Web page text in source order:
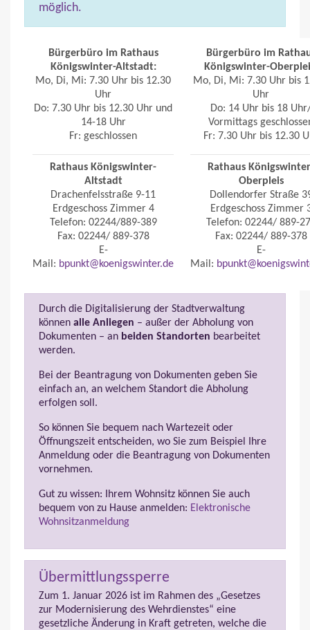
möglich.
Bürgerbüro im Rathaus
Königswinter-Altstadt:
Mo, Di, Mi: 7.30 Uhr bis 12.30
Uhr
Do: 7.30 Uhr bis 12.30 Uhr und
14-18 Uhr
Fr: geschlossen
Rathaus Königswinter-
Altstadt
Drachenfelsstraße 9-11
Erdgeschoss Zimmer 4
Telefon: 02244/889-389
Fax: 02244/ 889-378
E-
Mail: bpunkt@koenigswinter.de
Bürgerbüro im
Königswinter-
Mo, Di, Mi: 7.30 Uhr bis
Uhr
Do: 14 Uhr bis 18
Vormittags
Fr: 7.30 Uhr bis 12.30
Rathaus
Oberpleis
Dollendorfer Straße
Erdgeschoss Zimmer
Telefon: 02244/ 889-
Fax: 02244/ 889-378
E-
Mail:
Durch die Digitalisierung der Stadtverwaltung
können alle Anliegen – außer der Abholung von
Dokumenten – an beiden Standorten bearbeitet
werden.
Bei der Beantragung von Dokumenten geben Sie
einfach an, an welchem Standort die Abholung
erfolgen soll.
So können Sie bequem nach Wartezeit oder
Öffnungszeit entscheiden, wo Sie zum Beispiel Ihre
Anmeldung oder die Beantragung von Dokumenten
vornehmen.
Gut zu wissen: Ihrem Wohnsitz können Sie auch
bequem von zu Hause anmelden: Elektronische
Wohnsitzanmeldung
Übermittlungssperre
Zum 1. Januar 2026 ist im Rahmen des „Gesetzes
zur Modernisierung des Wehrdienstes“ eine
gesetzliche Änderung in Kraft getreten, welche die